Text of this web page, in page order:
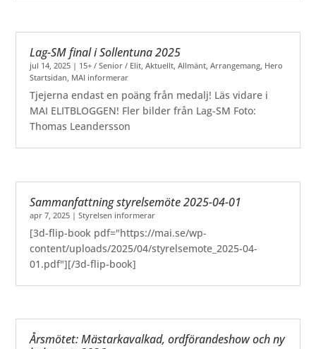
Lag-SM final i Sollentuna 2025
jul 14, 2025 | 15+ / Senior / Elit,Aktuellt,Allmänt,Arrangemang, Hero
Startsidan, MAI informerar
Tjejerna endast en poäng från medalj! Läs vidare i
MAI ELITBLOGGEN! Fler bilder från Lag-SM Foto:
Thomas Leandersson
Sammanfattning styrelsemöte 2025-04-01
apr 7, 2025 |Styrelsen informerar
[3d-flip-book pdf="https://mai.se/wp-
content/uploads/2025/04/styrelsemote_2025-04-
01.pdf"][/3d-flip-book]
Årsmötet: Mästarkavalkad, ordförandeshow och ny